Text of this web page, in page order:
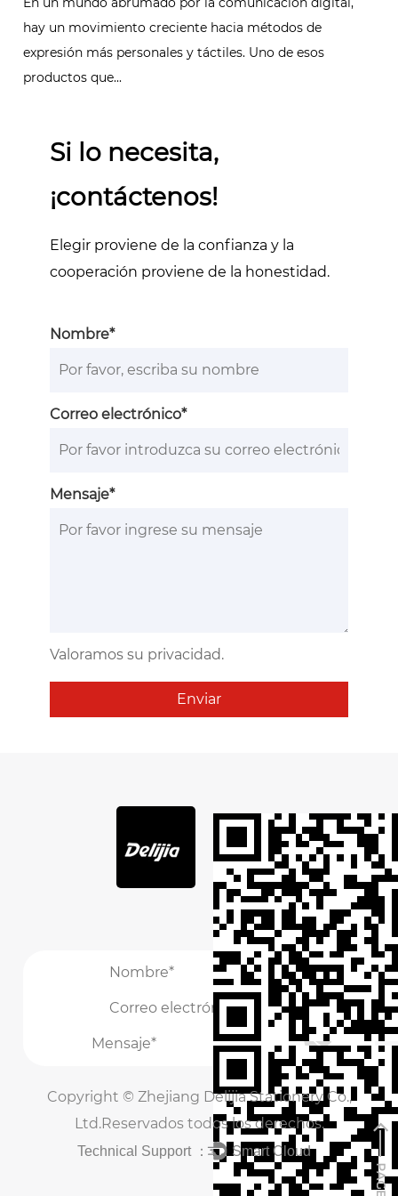
hay un movimiento creciente hacia métodos de
expresión más personales y táctiles. Uno de esos
productos que...
Si lo necesita,
¡contáctenos!
Elegir proviene de la confianza y la
cooperación proviene de la honestidad.
Nombre*
Correo electrónico*
Mensaje*
Valoramos su privacidad.
/
Copyright © Zhejiang Delijia Stationery Co.,
Ltd.Reservados todos los derechos.
Technical Support ： Smart Cloud